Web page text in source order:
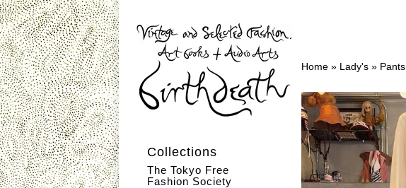
Collections
The Tokyo Free
Fashion Society
Home » Lady's » Pants